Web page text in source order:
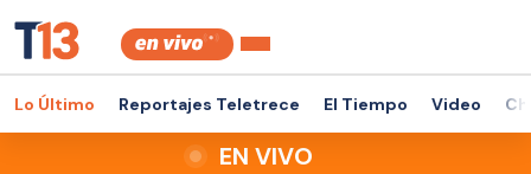
Lo Último Reportajes Teletrece El Tiempo Video
EN VIVO